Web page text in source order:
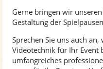
Gerne bringen wir
Gestaltung der
Sprechen Sie uns auch
Videotechnik für Ihr Event
umfangreiches